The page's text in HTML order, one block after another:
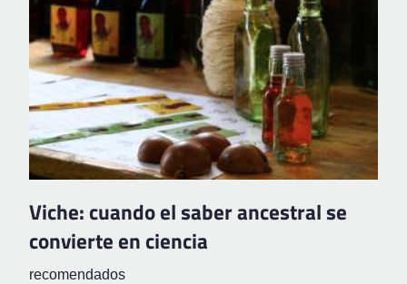
Viche: cuando el saber ancestral se
convierte en ciencia
recomendados